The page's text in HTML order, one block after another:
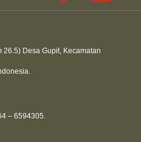
Desa Gupit, Kecamatan
– 6594305.